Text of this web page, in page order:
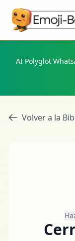
AI Polyglot
Volver a la